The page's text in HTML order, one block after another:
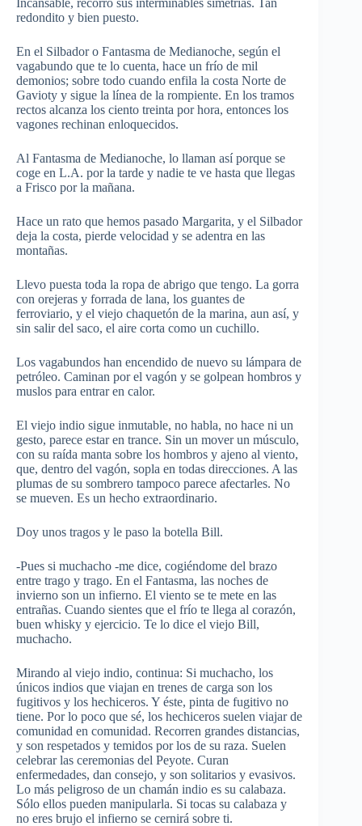
Incansable, recorro sus interminables simetrías. Tan
redondito y bien puesto.
En el Silbador o Fantasma de Medianoche, según el
vagabundo que te lo cuenta, hace un frío de mil
demonios; sobre todo cuando enfila la costa Norte de
Gavioty y sigue la línea de la rompiente. En los tramos
rectos alcanza los ciento treinta por hora, entonces los
vagones rechinan enloquecidos.
Al Fantasma de Medianoche, lo llaman así porque se
coge en L.A. por la tarde y nadie te ve hasta que llegas
a Frisco por la mañana.
Hace un rato que hemos pasado Margarita, y el Silbador
deja la costa, pierde velocidad y se adentra en las
montañas.
Llevo puesta toda la ropa de abrigo que tengo. La gorra
con orejeras y forrada de lana, los guantes de
ferroviario, y el viejo chaquetón de la marina, aun así, y
sin salir del saco, el aire corta como un cuchillo.
Los vagabundos han encendido de nuevo su lámpara de
petróleo. Caminan por el vagón y se golpean hombros y
muslos para entrar en calor.
El viejo indio sigue inmutable, no habla, no hace ni un
gesto, parece estar en trance. Sin un mover un músculo,
con su raída manta sobre los hombros y ajeno al viento,
que, dentro del vagón, sopla en todas direcciones. A las
plumas de su sombrero tampoco parece afectarles. No
se mueven. Es un hecho extraordinario.
Doy unos tragos y le paso la botella Bill.
-Pues si muchacho -me dice, cogiéndome del brazo
entre trago y trago. En el Fantasma, las noches de
invierno son un infierno. El viento se te mete en las
entrañas. Cuando sientes que el frío te llega al corazón,
buen whisky y ejercicio. Te lo dice el viejo Bill,
muchacho.
Mirando al viejo indio, continua: Si muchacho, los
únicos indios que viajan en trenes de carga son los
fugitivos y los hechiceros. Y éste, pinta de fugitivo no
tiene. Por lo poco que sé, los hechiceros suelen viajar de
comunidad en comunidad. Recorren grandes distancias,
y son respetados y temidos por los de su raza. Suelen
celebrar las ceremonias del Peyote. Curan
enfermedades, dan consejo, y son solitarios y evasivos.
Lo más peligroso de un chamán indio es su calabaza.
Sólo ellos pueden manipularla. Si tocas su calabaza y
no eres brujo el infierno se cernirá sobre ti.